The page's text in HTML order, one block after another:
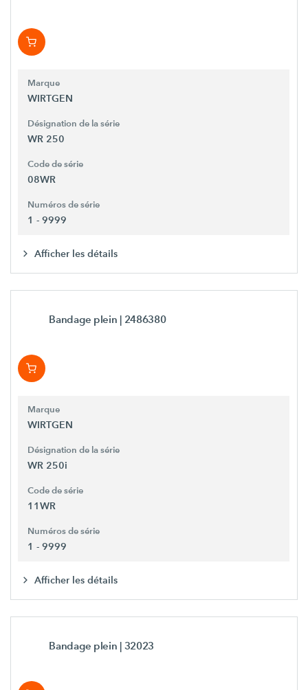
Marque
WIRTGEN
Désignation de la série
WR 250
Code de série
08WR
Numéros de série
1 - 9999
Afficher les détails
Bandage plein | 2486380
Marque
WIRTGEN
Désignation de la série
WR 250i
Code de série
11WR
Numéros de série
1 - 9999
Afficher les détails
Bandage plein | 32023